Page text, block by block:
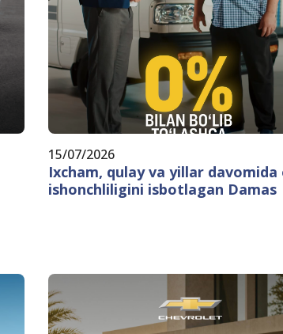
15/07/2026
Ixcham, qulay va yillar davomida
ishonchliligini isbotlagan Damas